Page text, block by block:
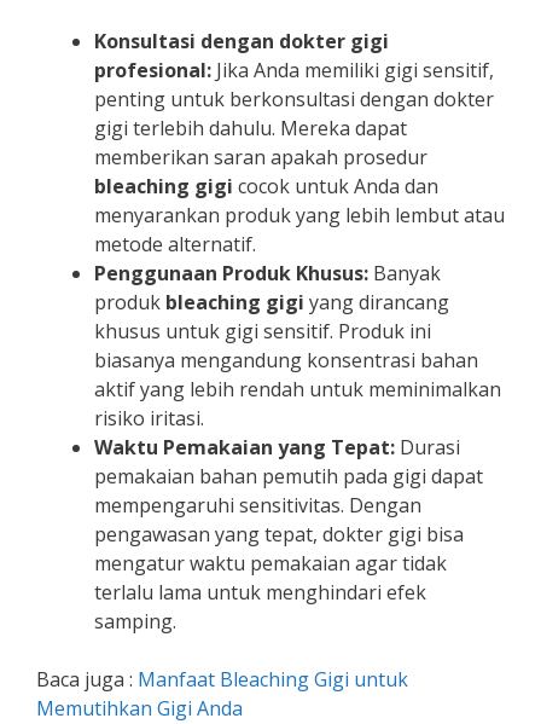
Konsultasi dengan dokter gigi
profesional: Jika Anda memiliki gigi sensitif,
penting untuk berkonsultasi dengan dokter
gigi terlebih dahulu. Mereka dapat
memberikan saran apakah prosedur
bleaching gigi cocok untuk Anda dan
menyarankan produk yang lebih lembut atau
metode alternatif.
Penggunaan Produk Khusus: Banyak
produk bleaching gigi yang dirancang
khusus untuk gigi sensitif. Produk ini
biasanya mengandung konsentrasi bahan
aktif yang lebih rendah untuk meminimalkan
risiko iritasi.
Waktu Pemakaian yang Tepat: Durasi
pemakaian bahan pemutih pada gigi dapat
mempengaruhi sensitivitas. Dengan
pengawasan yang tepat, dokter gigi bisa
mengatur waktu pemakaian agar tidak
terlalu lama untuk menghindari efek
samping.
Baca juga : Manfaat Bleaching Gigi untuk
Memutihkan Gigi Anda